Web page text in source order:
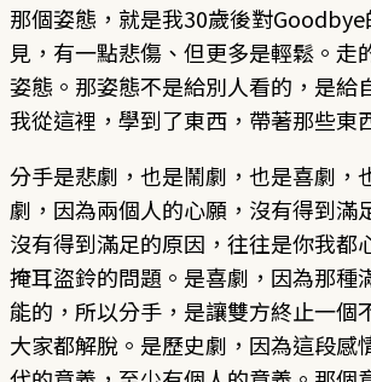
那個姿態，就是我30歲後對
見，有一點悲傷、但更多是輕鬆。走
姿態。那姿態不是給別人看的，是給
我從這裡，學到了東西，帶著那些東
分手是悲劇，也是鬧劇，也是喜劇，
劇，因為兩個人的心願，沒有得到滿
沒有得到滿足的原因，往往是你我都
掩耳盜鈴的問題。是喜劇，因為那種
能的，所以分手，是讓雙方終止一個
大家都解脫。是歷史劇，因為這段感